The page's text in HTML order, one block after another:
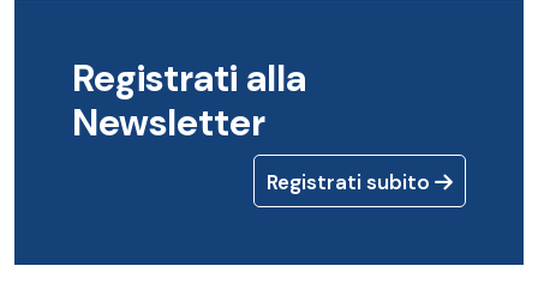
Registrati alla
Newsletter
Registrati subito